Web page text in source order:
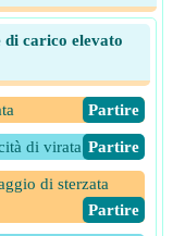
carico elevato
​Partire
di virata ​Partire
di sterzata
​Partire